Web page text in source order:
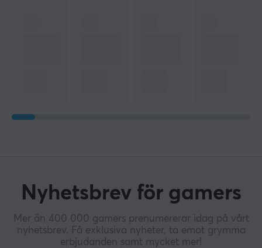
Nyhetsbrev för gamers
Mer än 400 000 gamers prenumererar idag på vårt
nyhetsbrev. Få exklusiva nyheter, ta emot grymma
erbjudanden samt mycket mer!